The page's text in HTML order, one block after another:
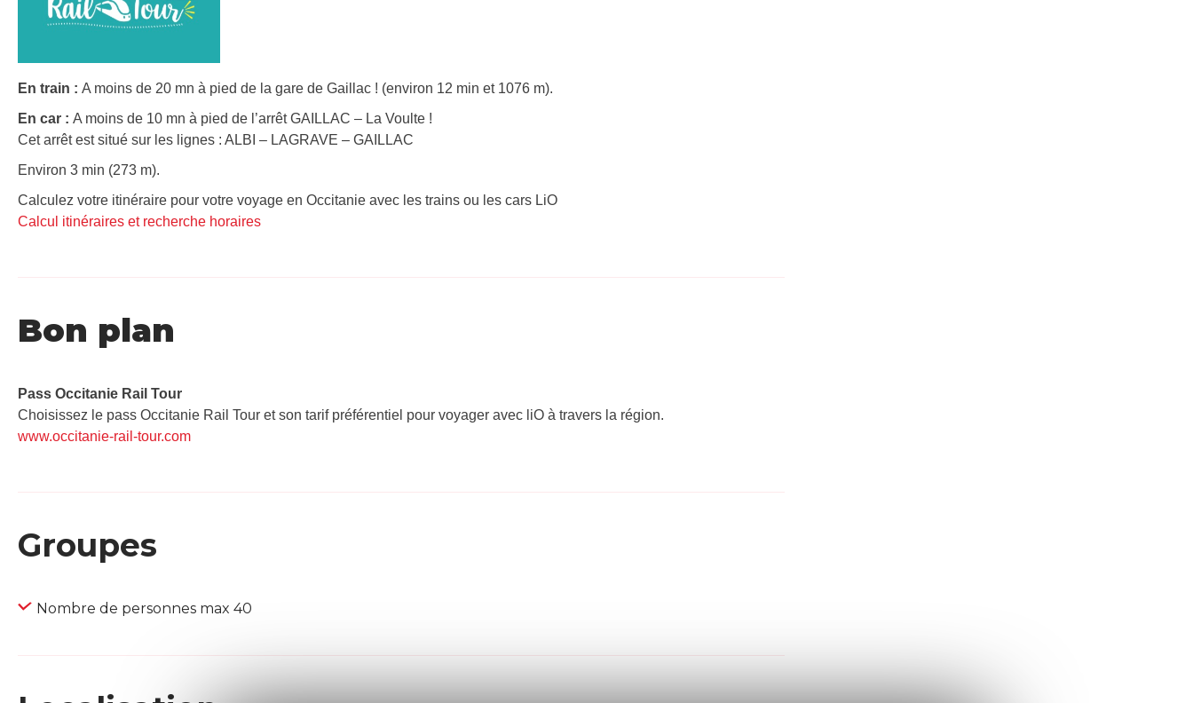
En train : A moins de 20 mn à pied de la gare de Gaillac ! (environ 12 min et 1076 m).
En car : A moins de 10 mn à pied de l’arrêt GAILLAC – La Voulte !
Cet arrêt est situé sur les lignes : ALBI – LAGRAVE – GAILLAC
Environ 3 min (273 m).
Calculez votre itinéraire pour votre voyage en Occitanie avec les trains ou les cars LiO
Calcul itinéraires et recherche horaires
Bon plan
Pass Occitanie Rail Tour​
Choisissez le pass Occitanie Rail Tour et son tarif préférentiel pour voyager avec liO à travers la région.
www.occitanie-rail-tour.com
Groupes
Nombre de personnes max 40